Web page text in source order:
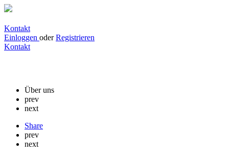
Kontakt
Einloggen oder Registrieren
Kontakt
Über uns
prev
next
Share
prev
next